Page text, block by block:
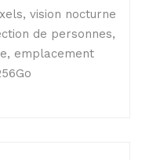
vision nocturne
de personnes,
emplacement